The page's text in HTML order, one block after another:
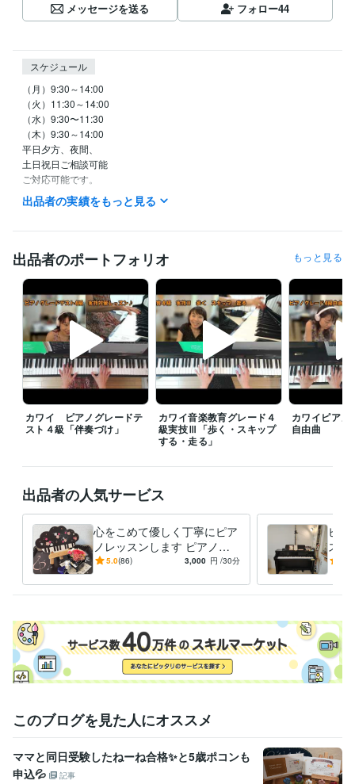
メッセージを送る
フォロー44
スケジュール
（月）9:30～14:00
（火）11:30～14:00
（水）9:30〜11:30
（木）9:30～14:00
平日夕方、夜間、
土日祝日ご相談可能
ご対応可能です。
経験職種
ライフスタイル・その他 / 講師・インストラクター 経験年数 : 21年
職歴
ヤマハ音楽教室システム講師 2003年3月 ~ 2023年7月 2007年4月
~ 2020年7月
株式会社ＤｏｒｅｍｉＮｏｔｅ 2020年6月 ~ 現在
一般財団法人ヤマハ音楽振興会 2014年3月 ~ 2019年2月
2004年4
月 ~ 2020年3月
受賞歴
日本クラシック音楽コンクールピアノ部門全国大会入選 日本クラシ
ック音楽コンクールピアノ部門全国大会入選
得意分野
ピアノソルフェージュアレンジ作曲
学歴
東京音楽大学 2000年3月 ~ 2003年2月
出品者の実績をもっと見る
出品者のポートフォリオ もっと見る
カワイ ピアノグレードテ
スト４級「伴奏づけ」
カワイ音楽教育グレード４
級実技Ⅲ「歩く・スキップ
する・走る」
カワイピアノ
自由曲
出品者の人気サービス
心をこめて優しく丁寧にピア
ノレッスンします ピアノを
楽しみたい全ての方へオーダ
5.0(86) 3,000 円 /30分
ピア
ス動
用の
このブログを見た人にオススメ
ママと同日受験したねーね合格✨と5歳ポコンも
申込💦
記事